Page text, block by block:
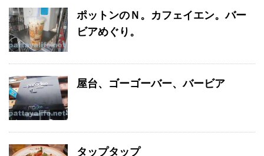
ポットンのＮ。カフェイエン。バー
ビアめぐり。
屋台、ゴーゴーバー、バービア
タップタップ